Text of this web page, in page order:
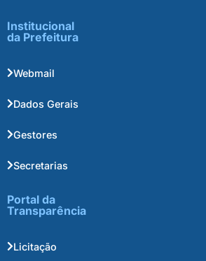
Institucional
da Prefeitura
Webmail
Dados Gerais
Gestores
Secretarias
Portal da
Transparência
Licitação